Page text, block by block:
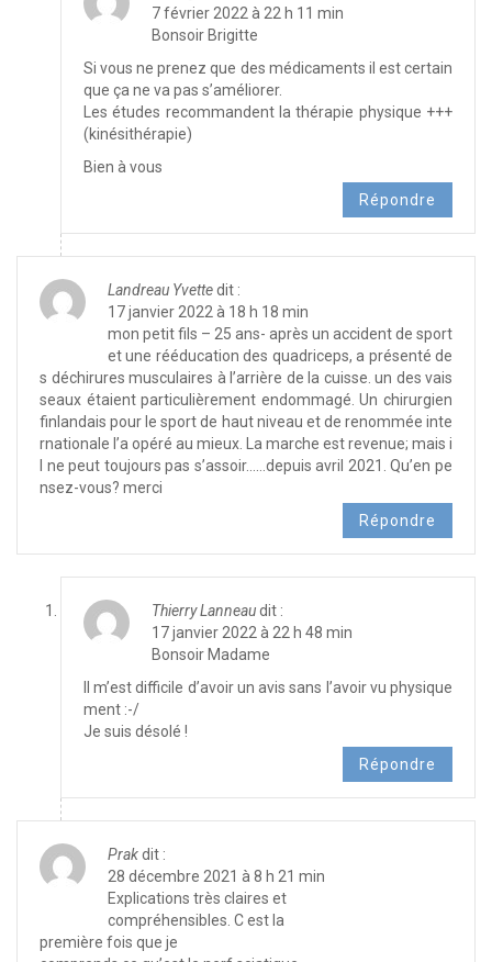
7 février 2022 à 22 h 11 min
Bonsoir Brigitte
Si vous ne prenez que des médicaments il est certain
que ça ne va pas s’améliorer.
Les études recommandent la thérapie physique +++
(kinésithérapie)
Bien à vous
Répondre
Landreau Yvettedit :
17 janvier 2022 à 18 h 18 min
mon petit fils – 25 ans- après un accident de sport
et une rééducation des quadriceps, a présenté de
s déchirures musculaires à l’arrière de la cuisse. un des vais
seaux étaient particulièrement endommagé. Un chirurgien
finlandais pour le sport de haut niveau et de renommée inte
rnationale l’a opéré au mieux. La marche est revenue; mais i
l ne peut toujours pas s’assoir……depuis avril 2021. Qu’en pe
nsez-vous? merci
Répondre
Thierry Lanneaudit :
17 janvier 2022 à 22 h 48 min
Bonsoir Madame
Il m’est difficile d’avoir un avis sans l’avoir vu physique
ment :-/
Je suis désolé !
Répondre
Prakdit :
28 décembre 2021 à 8 h 21 min
Explications très claires et
compréhensibles. C est la
première fois que je